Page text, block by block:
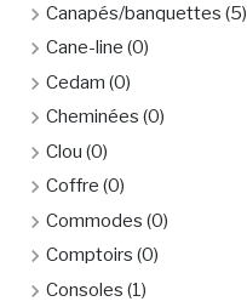
Canapés/banquettes (5)
Cane-line (0)
Cedam (0)
Cheminées (0)
Clou (0)
Coffre (0)
Commodes (0)
Comptoirs (0)
Consoles (1)